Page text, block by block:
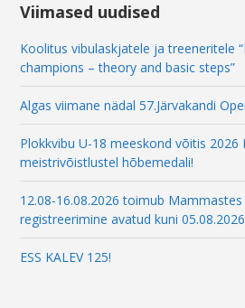
Viimased uudised
Koolitus vibulaskjatele ja treeneritele
champions – theory and basic steps”
Algas viimane nädal 57.Järvakandi
Plokkvibu U-18 meeskond võitis
meistrivõistlustel hõbemedali!
12.08-16.08.2026 toimub
registreerimine avatud kuni 05.08.2026
ESS KALEV 125!